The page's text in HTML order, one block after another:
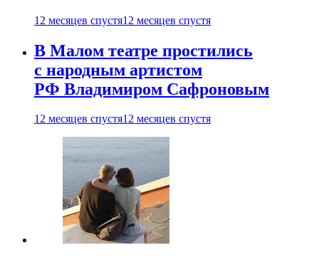
12 месяцев спустя12 месяцев спустя
В Малом театре простились
с народным артистом
РФ Владимиром Сафроновым
12 месяцев спустя12 месяцев спустя